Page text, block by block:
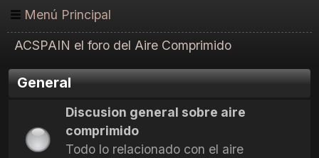
Menú Principal
ACSPAIN el foro del Aire Comprimido
General
Discusion general sobre aire
comprimido
Todo lo relacionado con el aire